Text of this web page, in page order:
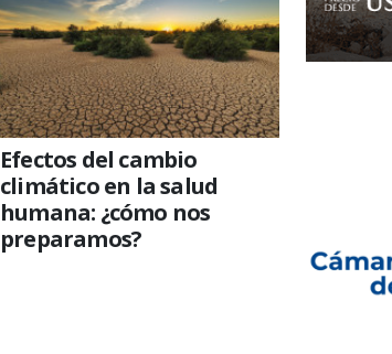
Efectos del cambio
climático en la salud
humana: ¿cómo nos
preparamos?